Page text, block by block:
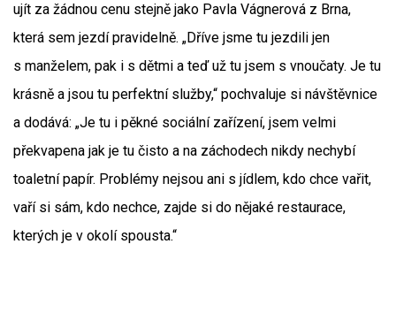
ujít za žádnou cenu stejně jako Pavla Vágnerová z Brna,
která sem jezdí pravidelně. „Dříve jsme tu jezdili jen
s manželem, pak i s dětmi a teď už tu jsem s vnoučaty. Je tu
krásně a jsou tu perfektní služby,“ pochvaluje si návštěvnice
a dodává: „Je tu i pěkné sociální zařízení, jsem velmi
překvapena jak je tu čisto a na záchodech nikdy nechybí
toaletní papír. Problémy nejsou ani s jídlem, kdo chce vařit,
vaří si sám, kdo nechce, zajde si do nějaké restaurace,
kterých je v okolí spousta.“